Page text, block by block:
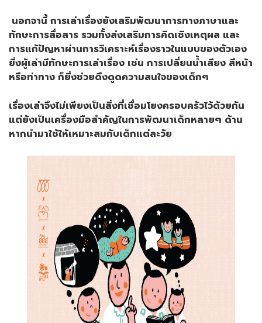
นอกจานี้ การเล่าเรื่องยังเสริมพัฒนาการทางภาษาและ
ทักษะการสื่อสาร รวมทั้งส่งเสริมการคิดเชิงเหตุผล และ
การแก้ปัญหาผ่านการวิเคราะห์เรื่องราวในแบบของตัวเอง
ยิ่งผู้เล่ามีทักษะการเล่าเรื่อง เช่น การเปลี่ยนน้ำเสียง สีหน้า
หรือท่าทาง ก็ยิ่งช่วยดึงดูดความสนใจของเด็กๆ
เรื่องเล่าจึงไม่เพียงเป็นสิ่งที่เชื่อมโยงครอบครัวไว้ด้วยกัน
แต่ยังเป็นเครื่องมือสำคัญในการพัฒนาเด็กหลายๆ ด้าน
หากนำมาใช้ให้เหมาะสมกับเด็กแต่ละวัย